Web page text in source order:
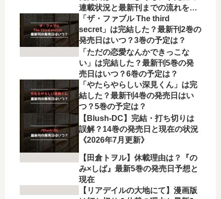
連載状況と最新刊までの流れを徹
底解説
「ザ・ファブル The third
secret」は完結した？最新刊2巻の
発売日はいつ？3巻の予定は？
「ただの恋愛なんかできっこな
い」は完結した？最新刊5巻の発
売日はいつ？6巻の予定は？
「やたらやらしい深見くん」は完
結した？最新刊4巻の発売日はい
つ？5巻の予定は？
【Blush-DC】完結・打ち切りは
誤解？14巻の発売日と現在の状況
《2026年7月更新》
【田倉トヲル】休載理由は？『の
み×しば』最新5巻の発売日予想と
現在
【リアデイルの大地にて】漫画版